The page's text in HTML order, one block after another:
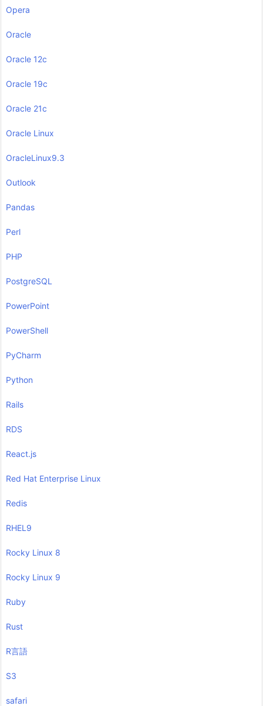
Opera
Oracle
Oracle 12c
Oracle 19c
Oracle 21c
Oracle Linux
OracleLinux9.3
Outlook
Pandas
Perl
PHP
PostgreSQL
PowerPoint
PowerShell
PyCharm
Python
Rails
RDS
React.js
Red Hat Enterprise Linux
Redis
RHEL9
Rocky Linux 8
Rocky Linux 9
Ruby
Rust
R言語
S3
safari